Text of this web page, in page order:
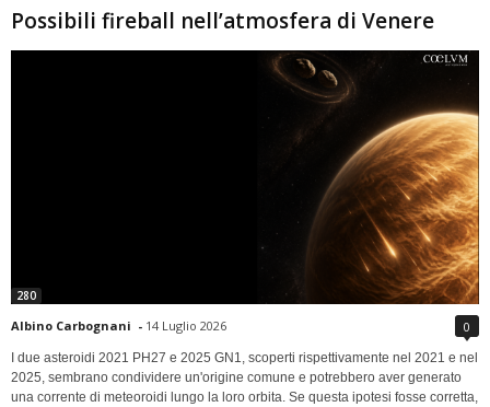
Possibili fireball nell’atmosfera di Venere
280
Albino Carbognani - 14 Luglio 2026 0
I due asteroidi 2021 PH27 e 2025 GN1, scoperti rispettivamente nel 2021 e nel
2025, sembrano condividere un'origine comune e potrebbero aver generato
una corrente di meteoroidi lungo la loro orbita. Se questa ipotesi fosse corretta,